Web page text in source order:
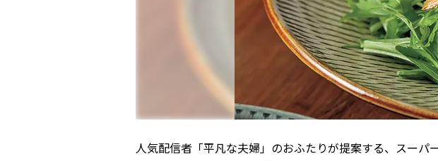
人気配信者「平凡な夫婦」のおふたりが提案する、スー